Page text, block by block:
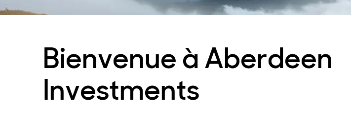
Bienvenue à Aberdeen
Investments